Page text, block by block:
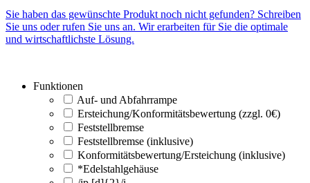
Sie haben das gewünschte Produkt noch nicht gefunden? Schreiben
Sie uns oder rufen Sie uns an. Wir erarbeiten für Sie die optimale
und wirtschaftlichste Lösung.
Funktionen
Auf- und Abfahrrampe
Ersteichung/Konformitätsbewertung (zzgl. 0€)
Feststellbremse
Feststellbremse (inklusive)
Konformitätsbewertung/Ersteichung (inklusive)
*Edelstahlgehäuse